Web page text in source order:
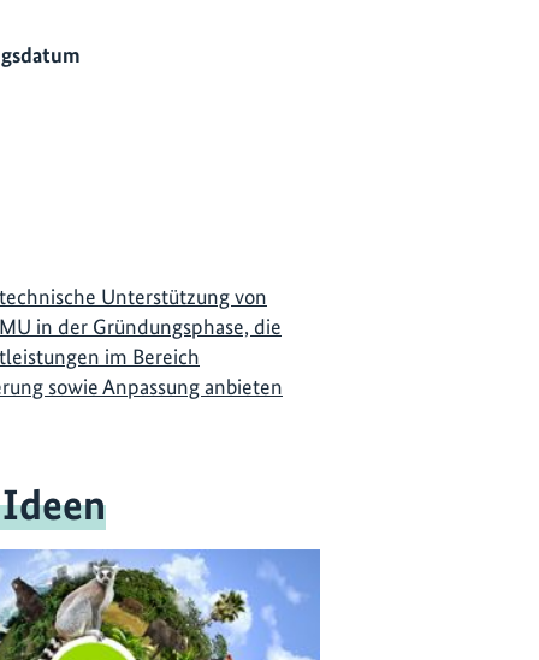
Unterstützung von
in der Gründungsphase, die
im Bereich
sowie Anpassung anbieten